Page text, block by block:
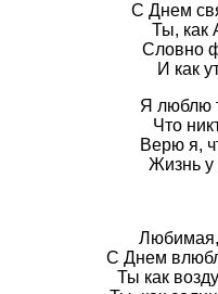
С Днем
Ты, как
Словно
И как
Я люблю
Что
Верю я,
Жизнь у
С Днем
Ты как